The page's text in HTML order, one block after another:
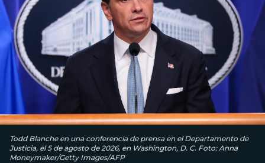
Todd Blanche en una conferencia de prensa en el Departamento de
Justicia, el 5 de agosto de 2026, en Washington, D. C. Foto: Anna
Moneymaker/Getty Images/AFP